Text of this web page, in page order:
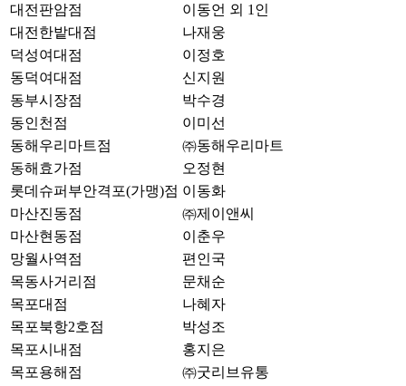
대전판암점
이동언 외 1인
대전한밭대점
나재웅
덕성여대점
이정호
동덕여대점
신지원
동부시장점
박수경
동인천점
이미선
동해우리마트점
㈜동해우리마트
동해효가점
오정현
롯데슈퍼부안격포(가맹)점 이동화
마산진동점
㈜제이앤씨
마산현동점
이춘우
망월사역점
편인국
목동사거리점
문채순
목포대점
나혜자
목포북항2호점
박성조
목포시내점
홍지은
목포용해점
㈜굿리브유통